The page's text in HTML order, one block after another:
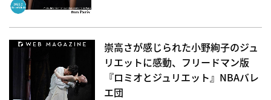
崇高さが感じられた小野絢子のジュ
リエットに感動、フリードマン版
『ロミオとジュリエット』NBAバレ
エ団